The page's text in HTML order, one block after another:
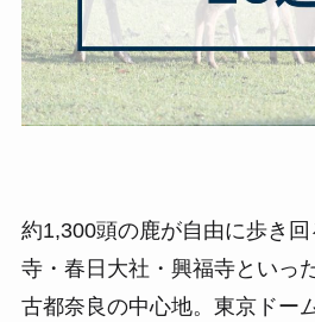
約1,300頭の鹿が自由に歩き
寺・春日大社・興福寺といっ
古都奈良の中心地。東京ドー